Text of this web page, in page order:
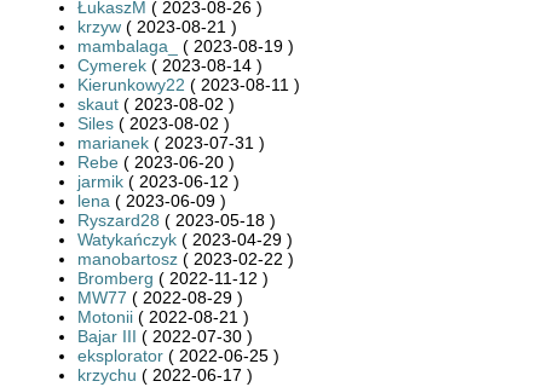
ŁukaszM ( 2023-08-26 )
krzyw ( 2023-08-21 )
mambalaga_
( 2023-08-19 )
Cymerek ( 2023-08-14 )
Kierunkowy22 ( 2023-08-11 )
skaut ( 2023-08-02 )
Siles ( 2023-08-02 )
marianek ( 2023-07-31 )
Rebe ( 2023-06-20 )
jarmik ( 2023-06-12 )
lena ( 2023-06-09 )
Ryszard28 ( 2023-05-18 )
Watykańczyk ( 2023-04-29 )
manobartosz ( 2023-02-22 )
Bromberg ( 2022-11-12 )
MW77 ( 2022-08-29 )
Motonii ( 2022-08-21 )
Bajar III ( 2022-07-30 )
eksplorator ( 2022-06-25 )
krzychu ( 2022-06-17 )